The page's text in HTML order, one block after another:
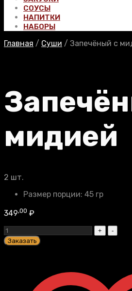
СОУСЫ
НАПИТКИ
НАБОРЫ
Главная / Суши / Запечёный с
мидией
2 шт.
Размер порции: 45 гр
349,00 ₽
Запечёный
с
мидией
Заказать